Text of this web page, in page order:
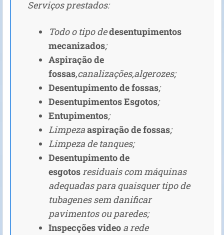
Serviços prestados:
Todo o tipo dedesentupimentos
mecanizados;
Aspiração de
fossas,canalizações,algerozes;
Desentupimento de fossas;
Desentupimentos Esgotos;
Entupimentos;
Limpezaaspiração de fossas;
Limpeza de tanques;
Desentupimento de
esgotosresiduais com máquinas
adequadas para quaisquer tipo de
tubagenes sem danificar
pavimentos ou paredes;
Inspecções video a rede